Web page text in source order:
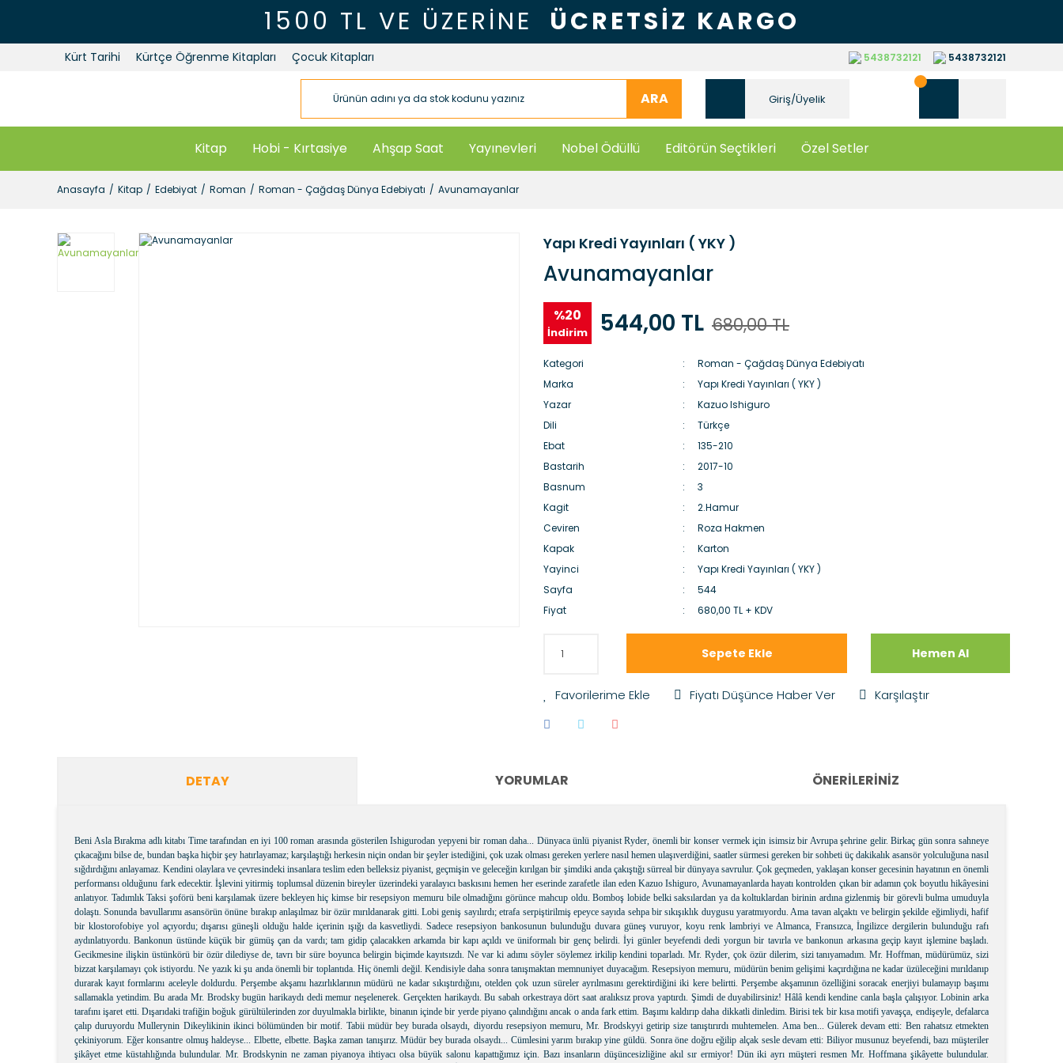
1500 TL VE ÜZERİNE ÜCRETSİZ KARGO
Kürt Tarihi Kürtçe Öğrenme Kitapları Çocuk Kitapları 5438732121 5438732121
ARA Giriş/Üyelik
Kitap Hobi - Kırtasiye Ahşap Saat Yayınevleri Nobel Ödüllü Editörün Seçtikleri Özel Setler
Anasayfa Kitap Edebiyat Roman Roman - Çağdaş Dünya Edebiyatı Avunamayanlar
Yapı Kredi Yayınları ( YKY )
Avunamayanlar
%20
İndirim 544,00 TL 680,00 TL
Kategori
Roman - Çağdaş Dünya Edebiyatı
Marka
Yapı Kredi Yayınları ( YKY )
Yazar
Kazuo Ishiguro
Dili
Türkçe
Ebat
135-210
Bastarih
2017-10
Basnum
3
Kagit
2.Hamur
Ceviren
Roza Hakmen
Kapak
Karton
Yayinci
Yapı Kredi Yayınları ( YKY )
Sayfa
544
Fiyat
680,00 TL + KDV
Sepete Ekle Hemen Al
Fiyatı Düşünce Haber Ver Karşılaştır
DETAY YORUMLAR ÖNERILERINIZ
Beni Asla Bırakma adlı kitabı Time tarafından en iyi 100 roman arasında gösterilen Ishigurodan yepyeni bir roman daha... Dünyaca ünlü piyanist Ryder, önemli bir konser vermek için isimsiz bir Avrupa şehrine gelir. Birkaç gün sonra sahneye
çıkacağını bilse de, bundan başka hiçbir şey hatırlayamaz; karşılaştığı herkesin niçin ondan bir şeyler istediğini, çok uzak olması gereken yerlere nasıl hemen ulaşıverdiğini, saatler sürmesi gereken bir sohbeti üç dakikalık asansör yolculuğuna nasıl
sığdırdığını anlayamaz. Kendini olaylara ve çevresindeki insanlara teslim eden belleksiz piyanist, geçmişin ve geleceğin kırılgan bir şimdiki anda çakıştığı sürreal bir dünyaya savrulur. Çok geçmeden, yaklaşan konser gecesinin hayatının en önemli
performansı olduğunu fark edecektir. İşlevini yitirmiş toplumsal düzenin bireyler üzerindeki yaralayıcı baskısını hemen her eserinde zarafetle ilan eden Kazuo Ishiguro, Avunamayanlarda hayatı kontrolden çıkan bir adamın çok boyutlu hikâyesini
anlatıyor. Tadımlık Taksi şoförü beni karşılamak üzere bekleyen hiç kimse bir resepsiyon memuru bile olmadığını görünce mahcup oldu. Bomboş lobide belki saksılardan ya da koltuklardan birinin ardına gizlenmiş bir görevli bulma umuduyla
dolaştı. Sonunda bavullarımı asansörün önüne bırakıp anlaşılmaz bir özür mırıldanarak gitti. Lobi geniş sayılırdı; etrafa serpiştirilmiş epeyce sayıda sehpa bir sıkışıklık duygusu yaratmıyordu. Ama tavan alçaktı ve belirgin şekilde eğimliydi, hafif
bir klostorofobiye yol açıyordu; dışarısı güneşli olduğu halde içerinin ışığı da kasvetliydi. Sadece resepsiyon bankosunun bulunduğu duvara güneş vuruyor, koyu renk lambriyi ve Almanca, Fransızca, İngilizce dergilerin bulunduğu rafı
aydınlatıyordu. Bankonun üstünde küçük bir gümüş çan da vardı; tam gidip çalacakken arkamda bir kapı açıldı ve üniformalı bir genç belirdi. İyi günler beyefendi dedi yorgun bir tavırla ve bankonun arkasına geçip kayıt işlemine başladı.
Gecikmesine ilişkin üstünkörü bir özür dilediyse de, tavrı bir süre boyunca belirgin biçimde kayıtsızdı. Ne var ki adımı söyler söylemez irkilip kendini toparladı. Mr. Ryder, çok özür dilerim, sizi tanıyamadım. Mr. Hoffman, müdürümüz, sizi
bizzat karşılamayı çok istiyordu. Ne yazık ki şu anda önemli bir toplantıda. Hiç önemli değil. Kendisiyle daha sonra tanışmaktan memnuniyet duyacağım. Resepsiyon memuru, müdürün benim gelişimi kaçırdığına ne kadar üzüleceğini mırıldanıp
durarak kayıt formlarını aceleyle doldurdu. Perşembe akşamı hazırlıklarının müdürü ne kadar sıkıştırdığını, otelden çok uzun süreler ayrılmasını gerektirdiğini iki kere belirtti. Perşembe akşamının özelliğini soracak enerjiyi bulamayıp başımı
sallamakla yetindim. Bu arada Mr. Brodsky bugün harikaydı dedi memur neşelenerek. Gerçekten harikaydı. Bu sabah orkestraya dört saat aralıksız prova yaptırdı. Şimdi de duyabilirsiniz! Hâlâ kendi kendine canla başla çalışıyor. Lobinin arka
tarafını işaret etti. Dışarıdaki trafiğin boğuk gürültülerinden zor duyulmakla birlikte, binanın içinde bir yerde piyano çalındığını ancak o anda fark ettim. Başımı kaldırıp daha dikkatli dinledim. Birisi tek bir kısa motifi yavaşça, endişeyle, defalarca
çalıp duruyordu Mullerynin Dikeylikinin ikinci bölümünden bir motif. Tabii müdür bey burada olsaydı, diyordu resepsiyon memuru, Mr. Brodskyyi getirip size tanıştırırdı muhtemelen. Ama ben... Gülerek devam etti: Ben rahatsız etmekten
çekiniyorum. Eğer konsantre olmuş haldeyse... Elbette, elbette. Başka zaman tanışırız. Müdür bey burada olsaydı... Cümlesini yarım bırakıp yine güldü. Sonra öne doğru eğilip alçak sesle devam etti: Biliyor musunuz beyefendi, bazı müşteriler
şikâyet etme küstahlığında bulundular. Mr. Brodskynin ne zaman piyanoya ihtiyacı olsa büyük salonu kapattığımız için. Bazı insanların düşüncesizliğine akıl sır ermiyor! Dün iki ayrı müşteri resmen Mr. Hoffmana şikâyette bulundular.